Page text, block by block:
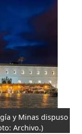
y Minas dispuso
Archivo.)